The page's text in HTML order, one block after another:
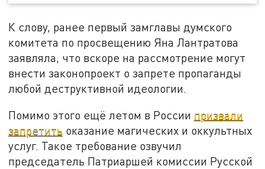
К слову, ранее первый замглавы думского
комитета по просвещению Яна Лантратова
заявляла, что вскоре на рассмотрение могут
внести законопроект о запрете пропаганды
любой деструктивной идеологии.
Помимо этого ещё летом в России призвали
запретить оказание магических и оккультных
услуг. Такое требование озвучил
председатель Патриаршей комиссии Русской